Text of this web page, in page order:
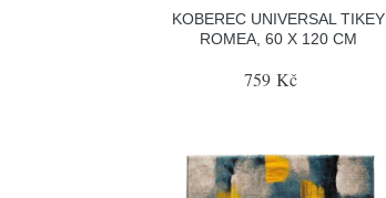
KOBEREC UNIVERSAL TIKEY
ROMEA, 60 X 120 CM
759 Kč